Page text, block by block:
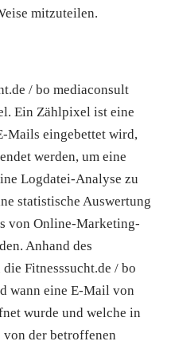
mitzuteilen.
/ bo mediaconsult
Ein Zählpixel ist eine
Mails eingebettet wird,
werden, um eine
Logdatei-Analyse zu
statistische Auswertung
von Online-Marketing-
Anhand des
Fitnesssucht.de / bo
wann eine E-Mail von
wurde und welche in
der betroffenen